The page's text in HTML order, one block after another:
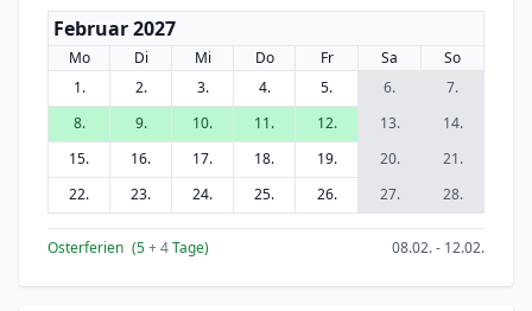
Februar 2027
Mo Di Mi Do Fr Sa
So
1.
2. 3. 4. 5. 6.
7.
8.
9. 10. 11. 12. 13.
14.
15.
16. 17. 18. 19. 20.
21.
22.
23. 24. 25. 26. 27. 28.
Osterferien (5+ 4Tage) 08.02. - 12.02.